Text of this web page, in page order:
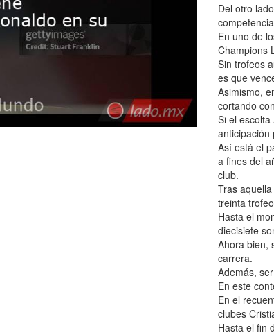
Del otro
En uno de
Champions
Sin trofeos
es que
Asimismo,
cortando
Si el
anticipación
Así está el
a fines del
club.
Tras
treinta
Hasta el
diecisiete
Ahora bien,
carrera.
Además,
En este
En el
clubes
Hasta el fin